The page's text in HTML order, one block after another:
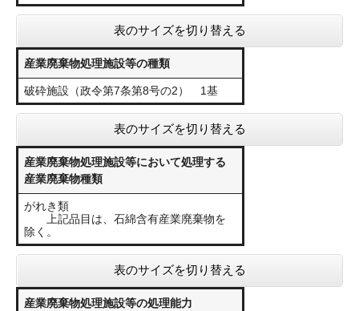
表のサイズを切り替える
産業廃棄物処理施設等の種類
破砕施設（政令第7条第8号の2） 1基
表のサイズを切り替える
産業廃棄物処理施設等において処理する
産業廃棄物種類
がれき類
上記品目は、石綿含有産業廃棄物を
除く。
表のサイズを切り替える
産業廃棄物処理施設等の処理能力